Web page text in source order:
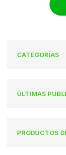
CATEGORÍAS
ÚLTIMAS
PRODUCTOS